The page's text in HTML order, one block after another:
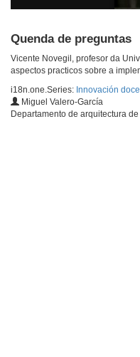
Quenda de preguntas
Vicente Novegil, profesor da
aspectos practicos sobre a
i18n.one.Series: Innovación
Miguel Valero-García
Departamento de arquitectura